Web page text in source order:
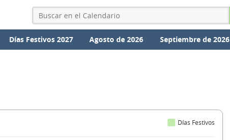
Días Festivos 2027 Agosto de 2026 Septiembre de 2026
Días Festivos